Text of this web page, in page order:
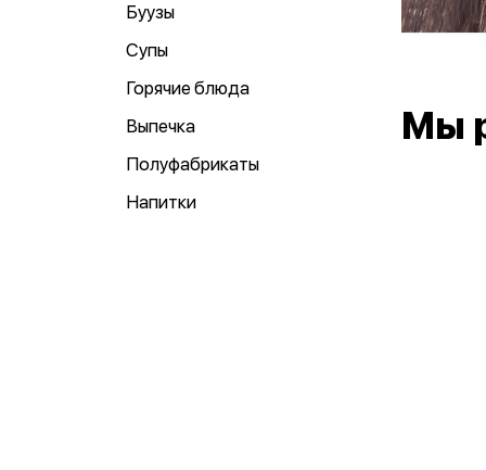
Буузы
Супы
Горячие блюда
Выпечка
Полуфабрикаты
Напитки
Мы